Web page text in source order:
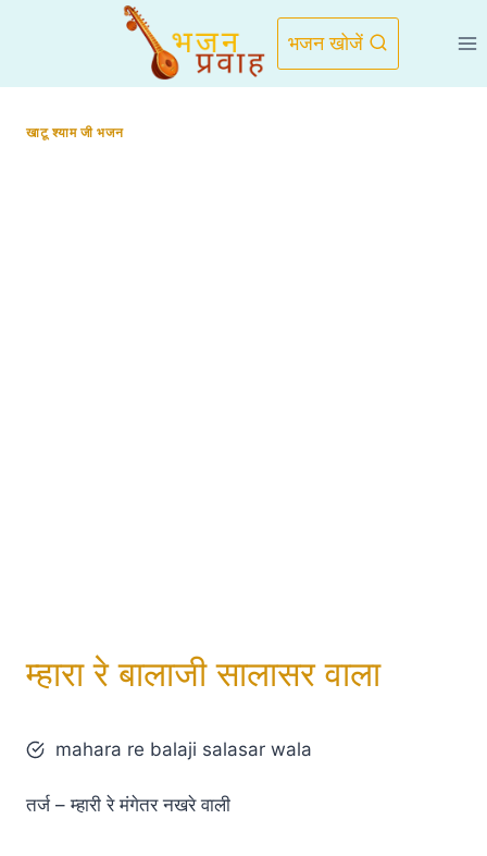
भजन खोजें
खाटू श्याम जी भजन
म्हारा रे बालाजी सालासर वाला
mahara re balaji salasar wala
तर्ज – म्हारी रे मंगेतर नखरे वाली